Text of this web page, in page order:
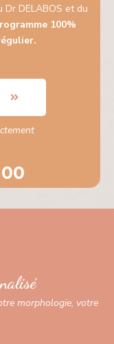
DELABOS et du
100%
morphologie, votre